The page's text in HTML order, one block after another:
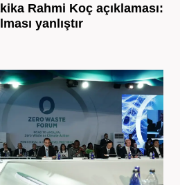
Rahmi Koç açıklaması:
yanlıştır